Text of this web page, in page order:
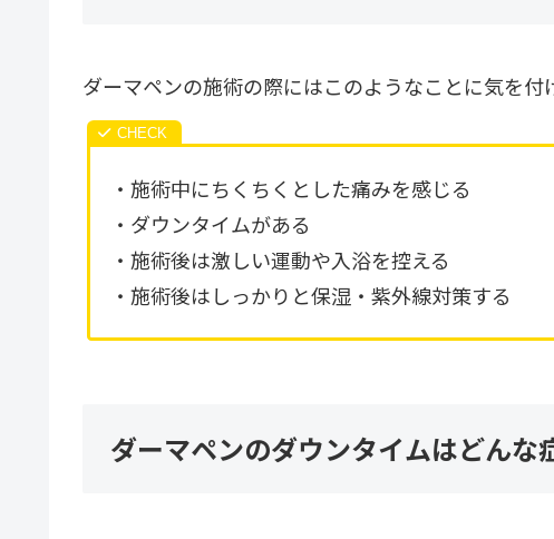
ダーマペンの施術の際にはこのようなことに気を付
・施術中にちくちくとした痛みを感じる
・ダウンタイムがある
・施術後は激しい運動や入浴を控える
・施術後はしっかりと保湿・紫外線対策する
ダーマペンのダウンタイムはどんな